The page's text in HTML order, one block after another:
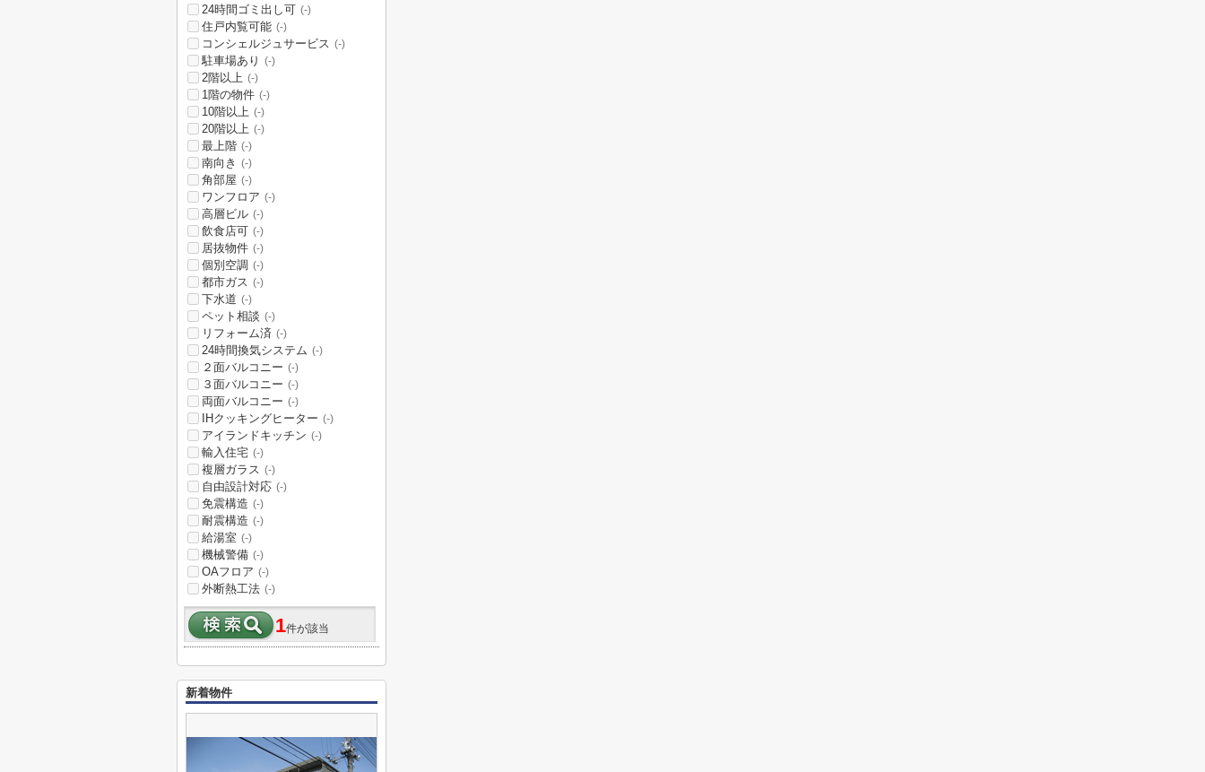
24時間ゴミ出し可 (-)
住戸内覧可能 (-)
コンシェルジュサービス (-)
駐車場あり (-)
2階以上 (-)
1階の物件 (-)
10階以上 (-)
20階以上 (-)
最上階 (-)
南向き (-)
角部屋 (-)
ワンフロア (-)
高層ビル (-)
飲食店可 (-)
居抜物件 (-)
個別空調 (-)
都市ガス (-)
下水道 (-)
ペット相談 (-)
リフォーム済 (-)
24時間換気システム (-)
２面バルコニー (-)
３面バルコニー (-)
両面バルコニー (-)
IHクッキングヒーター (-)
アイランドキッチン (-)
輸入住宅 (-)
複層ガラス (-)
自由設計対応 (-)
免震構造 (-)
耐震構造 (-)
給湯室 (-)
機械警備 (-)
OAフロア (-)
外断熱工法 (-)
1件が該当
新着物件